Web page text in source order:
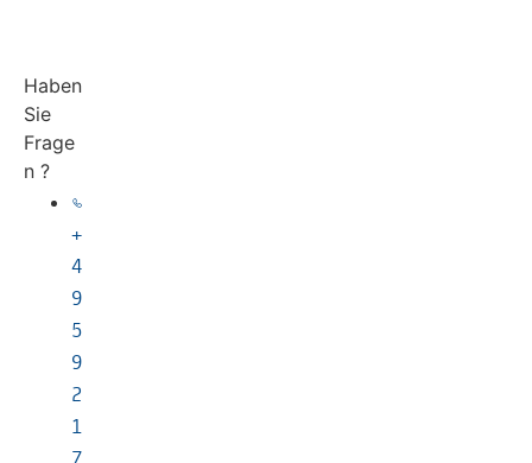
Haben
Sie
Frage
n ?
+
4
9
5
9
2
1
7